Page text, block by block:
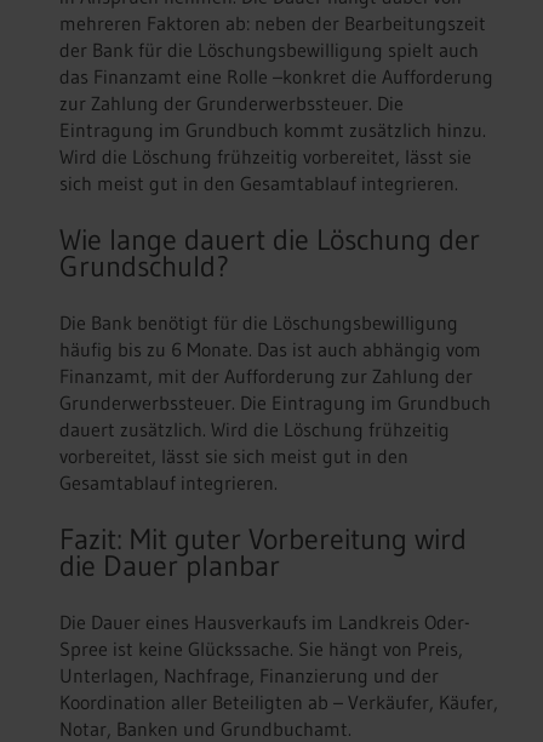
mehreren Faktoren ab: neben der Bearbeitungszeit
der Bank für die Löschungsbewilligung spielt auch
das Finanzamt eine Rolle –konkret die Aufforderung
zur Zahlung der Grunderwerbssteuer. Die
Eintragung im Grundbuch kommt zusätzlich hinzu.
Wird die Löschung frühzeitig vorbereitet, lässt sie
sich meist gut in den Gesamtablauf integrieren.
Wie lange dauert die Löschung der
Grundschuld?
Die Bank benötigt für die Löschungsbewilligung
häufig bis zu 6 Monate. Das ist auch abhängig vom
Finanzamt, mit der Aufforderung zur Zahlung der
Grunderwerbssteuer. Die Eintragung im Grundbuch
dauert zusätzlich. Wird die Löschung frühzeitig
vorbereitet, lässt sie sich meist gut in den
Gesamtablauf integrieren.
Fazit: Mit guter Vorbereitung wird
die Dauer planbar
Die Dauer eines Hausverkaufs im Landkreis Oder-
Spree ist keine Glückssache. Sie hängt von Preis,
Unterlagen, Nachfrage, Finanzierung und der
Koordination aller Beteiligten ab – Verkäufer, Käufer,
Notar, Banken und Grundbuchamt.